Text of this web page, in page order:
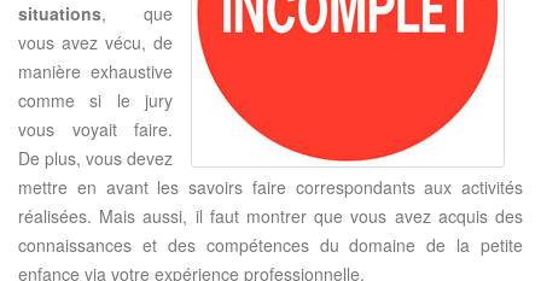
situations, que
vous avez vécu, de
manière exhaustive
comme si le jury
vous voyait faire.
De plus, vous devez
mettre en avant les savoirs faire correspondants aux activités
réalisées. Mais aussi, il faut montrer que vous avez acquis des
connaissances et des compétences du domaine de la petite
enfance via votre expérience professionnelle.